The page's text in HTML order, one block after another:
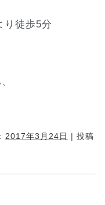
り徒歩5分
2017年3月24日 | 投稿